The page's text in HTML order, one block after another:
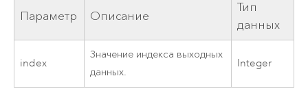
Параметр Описание
Тип
данных
index
Значение индекса выходных
данных.
Integer